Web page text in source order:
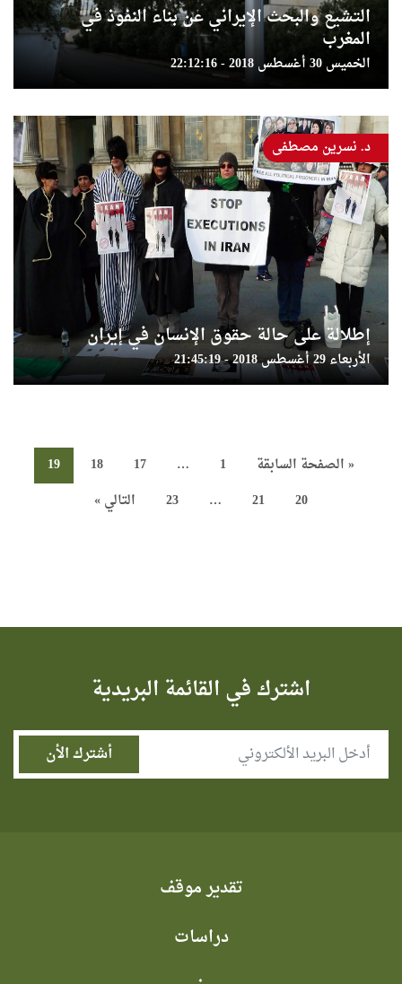
التشيع والبحث الإيراني عن بناء النفوذ في
المغرب
الخميس 30 أغسطس 2018 - 22:12:16
إطلالة على حالة حقوق الإنسان في إيران
الأربعاء 29 أغسطس 2018 - 21:45:19
د. نسرين مصطفى
« الصفحة السابقة 1
…
17
18
19
20
21
…
23 التالي »
اشترك في القائمة البريدية
تقدير موقف
دراسات